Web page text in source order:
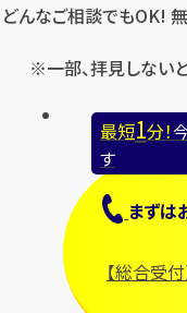
どんなご相談でもOK!
※一部、拝見しない
最短1分！
す
まずは
【総合受